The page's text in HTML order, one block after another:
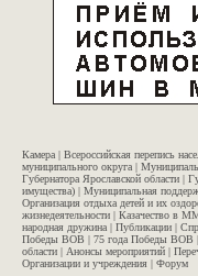
Камера | Всероссийская перепись
муниципального округа |
Губернатора Ярославской области |
имущества) | Муниципальная
Организация отдыха детей и их
жизнедеятельности | Казачество в
народная дружина | Публикации |
Победы ВОВ | 75 года Победы ВОВ |
области | Анонсы мероприятий |
Организации и учреждения | Форум